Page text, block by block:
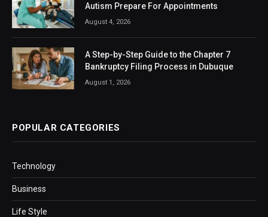
Autism Prepare For Appointments
August 4, 2026
A Step-by-Step Guide to the Chapter 7
Bankruptcy Filing Process in Dubuque
August 1, 2026
POPULAR CATEGORIES
Technology
Business
Life Style